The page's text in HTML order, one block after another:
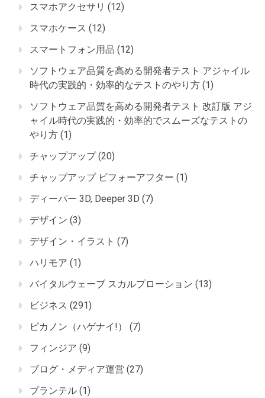
スマホアクセサリ (12)
スマホケース (12)
スマートフォン用品 (12)
ソフトウェア品質を高める開発者テスト アジャイル
時代の実践的・効率的なテストのやり方 (1)
ソフトウェア品質を高める開発者テスト 改訂版 アジ
ャイル時代の実践的・効率的でスムーズなテストの
やり方 (1)
チャップアップ(20)
チャップアップ ビフォーアフター (1)
ディーパー 3D, Deeper 3D (7)
デザイン (3)
デザイン・イラスト (7)
ハリモア (1)
バイタルウェーブ スカルプローション (13)
ビジネス (291)
ピカノン（ハゲナイ!）
(7)
フィンジア (9)
ブログ・メディア運営 (27)
プランテル (1)